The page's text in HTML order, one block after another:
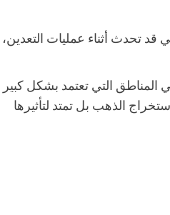
قد تحدث أثناء عمليات التعدين،
التي تعتمد بشكل كبير
الذهب بل تمتد لتأثيرها